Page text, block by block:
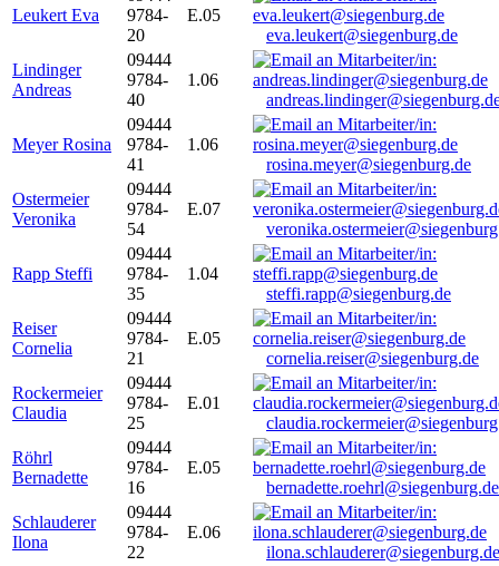
Leukert Eva
9784-
20
E.05
eva.leukert@siegenburg.de
Lindinger
Andreas
09444
9784-
40
1.06
Meyer Rosina
09444
9784-
41
1.06
rosina.meyer@siegenburg.de
Ostermeier
Veronika
09444
9784-
54
E.07
Rapp Steffi
09444
9784-
35
1.04
steffi.rapp@siegenburg.de
Reiser
Cornelia
09444
9784-
21
E.05
cornelia.reiser@siegenburg.de
Rockermeier
Claudia
09444
9784-
25
E.01
Röhrl
Bernadette
09444
9784-
16
E.05
bernadette.roehrl@siegenburg.de
Schlauderer
Ilona
09444
9784-
22
E.06
ilona.schlauderer@siegenburg.de